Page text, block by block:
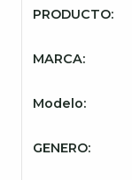
PRODUCTO:
MARCA:
Modelo:
GENERO: